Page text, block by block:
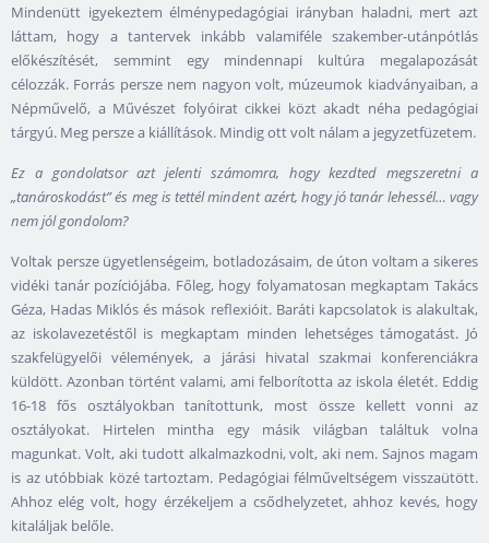
Mindenütt igyekeztem élménypedagógiai irányban haladni, mert azt
láttam, hogy a tantervek inkább valamiféle szakember-utánpótlás
előkészítését, semmint egy mindennapi kultúra megalapozását
célozzák. Forrás persze nem nagyon volt, múzeumok kiadványaiban, a
Népművelő, a Művészet folyóirat cikkei közt akadt néha pedagógiai
tárgyú. Meg persze a kiállítások. Mindig ott volt nálam a jegyzetfüzetem.
Ez a gondolatsor azt jelenti számomra, hogy kezdted megszeretni a
„tanároskodást” és meg is tettél mindent azért, hogy jó tanár lehessél… vagy
nem jól gondolom?
Voltak persze ügyetlenségeim, botladozásaim, de úton voltam a sikeres
vidéki tanár pozíciójába. Főleg, hogy folyamatosan megkaptam Takács
Géza, Hadas Miklós és mások reflexióit. Baráti kapcsolatok is alakultak,
az iskolavezetéstől is megkaptam minden lehetséges támogatást. Jó
szakfelügyelői vélemények, a járási hivatal szakmai konferenciákra
küldött. Azonban történt valami, ami felborította az iskola életét. Eddig
16-18 fős osztályokban tanítottunk, most össze kellett vonni az
osztályokat. Hirtelen mintha egy másik világban találtuk volna
magunkat. Volt, aki tudott alkalmazkodni, volt, aki nem. Sajnos magam
is az utóbbiak közé tartoztam. Pedagógiai félműveltségem visszaütött.
Ahhoz elég volt, hogy érzékeljem a csődhelyzetet, ahhoz kevés, hogy
kitaláljak belőle.